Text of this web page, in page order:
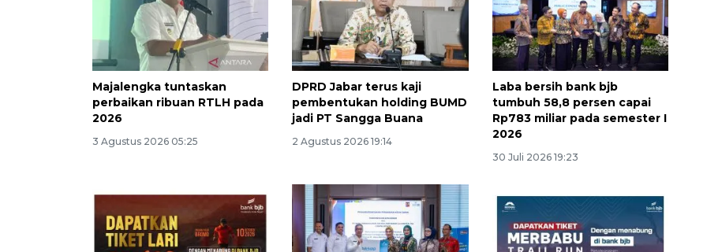
Majalengka tuntaskan
perbaikan ribuan RTLH pada
2026
3 Agustus 2026 05:25
DPRD Jabar terus kaji
pembentukan holding BUMD
jadi PT Sangga Buana
2 Agustus 2026 19:14
Laba bersih bank bjb
tumbuh 58,8 persen capai
Rp783 miliar pada semester I
2026
30 Juli 2026 19:23
Ekonomi triwulan II-2026
2026-08-06 18:45:00